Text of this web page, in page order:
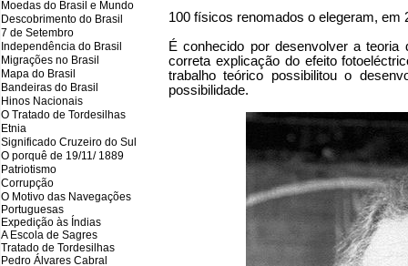
Moedas do Brasil e Mundo
Descobrimento do Brasil
7 de Setembro
Independência do Brasil
Migrações no Brasil
Mapa do Brasil
Bandeiras do Brasil
Hinos Nacionais
O Tratado de Tordesilhas
Etnia
Significado Cruzeiro do Sul
O porquê de 19/11/ 1889
Patriotismo
Corrupção
O Motivo das Navegações
Portuguesas
Expedição às Índias
A Escola de Sagres
Tratado de Tordesilhas
Pedro Álvares Cabral
100 físicos renomados o elegeram,
É conhecido por desenvolver a
correta explicação do efeito
trabalho teórico possibilitou o
possibilidade.